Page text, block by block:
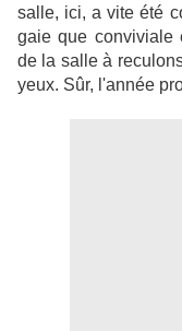
salle, ici, a vite été
gaie que conviviale
de la salle à
yeux. Sûr, l'année